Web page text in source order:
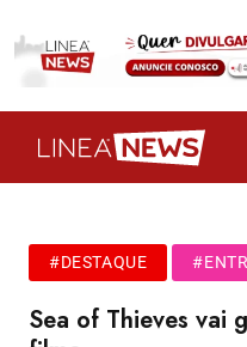
#DESTAQUE
Sea of Thieves vai